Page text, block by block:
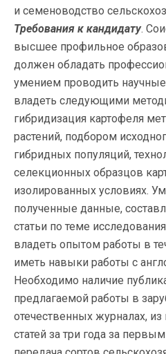
и семеноводство
Требования к кандидату.
высшее профильное
должен обладать
умением проводить
владеть следующими
гибридизация картофеля
растений, подбором
гибридных популяций,
селекционных образцов
изолированных условиях.
полученные данные,
статьи по теме
владеть опытом работы в
иметь навыки работы с
Необходимо наличие
предлагаемой работы в
отечественных журналах,
статей за три года за